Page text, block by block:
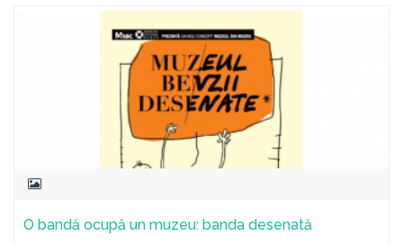
O bandă ocupă un muzeu: banda desenată